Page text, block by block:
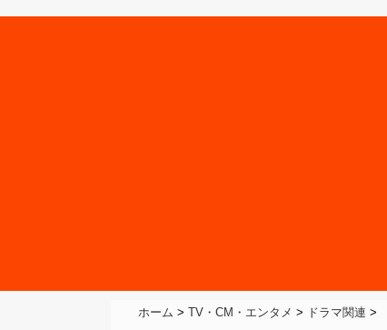
ホーム > TV・CM・エンタメ > ドラマ関連 >